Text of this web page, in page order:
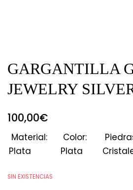
GARGANTILLA
JEWELRY
100,00€
Material:
Plata
Color:
Plata
SIN EXISTENCIAS